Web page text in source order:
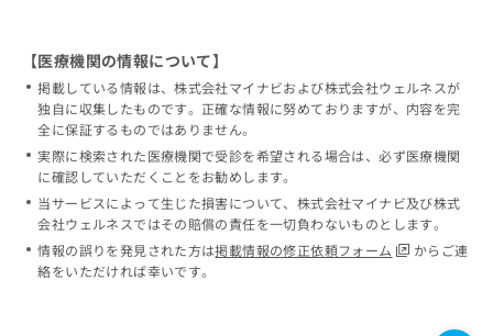
【医療機関の情報について】
掲載している情報は、株式会社マイナビおよび株式会社ウェルネスが
独自に収集したものです。正確な情報に努めておりますが、内容を完
全に保証するものではありません。
実際に検索された医療機関で受診を希望される場合は、必ず医療機関
に確認していただくことをお勧めします。
当サービスによって生じた損害について、株式会社マイナビ及び株式
会社ウェルネスではその賠償の責任を一切負わないものとします。
情報の誤りを発見された方は掲載情報の修正依頼フォーム
からご連
絡をいただければ幸いです。